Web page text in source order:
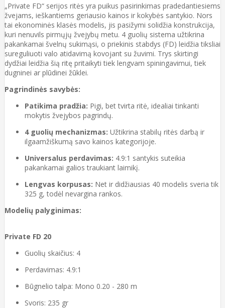
„Private FD“ serijos ritės yra puikus pasirinkimas pradedantiesiems
žvejams, ieškantiems geriausio kainos ir kokybės santykio. Nors
tai ekonominės klasės modelis, jis pasižymi solidžia konstrukcija,
kuri nenuvils pirmųjų žvejybų metu. 4 guolių sistema užtikrina
pakankamai švelnų sukimąsi, o priekinis stabdys (FD) leidžia tiksliai
sureguliuoti valo atidavimą kovojant su žuvimi. Trys skirtingi
dydžiai leidžia šią ritę pritaikyti tiek lengvam spiningavimui, tiek
dugninei ar plūdinei žūklei.
Pagrindinės savybės:
Patikima pradžia: Pigi, bet tvirta ritė, idealiai tinkanti
mokytis žvejybos pagrindų.
4 guolių mechanizmas: Užtikrina stabilų ritės darbą ir
ilgaamžiškumą savo kainos kategorijoje.
Universalus perdavimas: 4.9:1 santykis suteikia
pakankamai galios traukiant laimikį.
Lengvas korpusas: Net ir didžiausias 40 modelis sveria tik
325 g, todėl nevargina rankos.
Modelių palyginimas:
Private FD 20
Guolių skaičius: 4
Perdavimas: 4.9:1
Būgnelio talpa: Mono 0.20 - 280 m
Svoris: 235 gr